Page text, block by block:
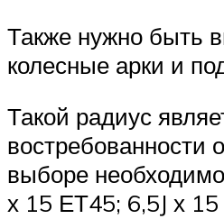
Также нужно быть
колесные арки и
Такой радиус
востребованности
выборе
х 15 ЕТ45; 6,5J х